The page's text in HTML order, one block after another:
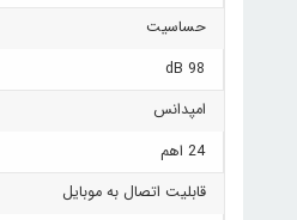
حساسیت
98 dB
امپدانس
24 اهم
قابلیت اتصال به موبایل